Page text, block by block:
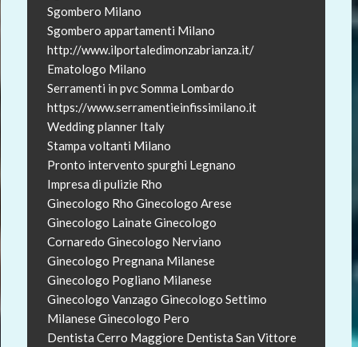
Sgombero Milano
Sgombero appartamenti Milano
http://www.ilportaledimonzabrianza.it/
Ematologo Milano
Serramenti in pvc Somma Lombardo
https://www.serramentieinfissimilano.it
Wedding planner Italy
Stampa voltanti Milano
Pronto intervento spurghi Legnano
Impresa di pulizie Rho
Ginecologo Rho Ginecologo Arese
Ginecologo LainateGinecologo
Cornaredo Ginecologo Nerviano
Ginecologo Pregnana Milanese
Ginecologo Pogliano Milanese
Ginecologo Vanzago Ginecologo Settimo
MilaneseGinecologo Pero
Dentista Cerro Maggiore Dentista San Vittore